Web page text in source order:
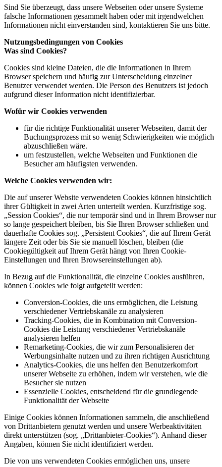
Sind Sie überzeugt, dass unsere Webseiten oder unsere Systeme
falsche Informationen gesammelt haben oder mit irgendwelchen
Informationen nicht einverstanden sind, kontaktieren Sie uns bitte.
Nutzungsbedingungen von Cookies
Was sind Cookies?
Cookies sind kleine Dateien, die die Informationen in Ihrem
Browser speichern und häufig zur Unterscheidung einzelner
Benutzer verwendet werden. Die Person des Benutzers ist jedoch
aufgrund dieser Information nicht identifizierbar.
Wofür wir Cookies verwenden
für die richtige Funktionalität unserer Webseiten, damit der
Buchungsprozess mit so wenig Schwierigkeiten wie möglich
abzuschließen wäre.
um festzustellen, welche Webseiten und Funktionen die
Besucher am häufigsten verwenden.
Welche Cookies verwenden wir:
Die auf unserer Website verwendeten Cookies können hinsichtlich
ihrer Gültigkeit in zwei Arten unterteilt werden. Kurzfristige sog.
„Session Cookies“, die nur temporär sind und in Ihrem Browser nur
so lange gespeichert bleiben, bis Sie Ihren Browser schließen und
dauerhafte Cookies sog. „Persistent Cookies“, die auf Ihrem Gerät
längere Zeit oder bis Sie sie manuell löschen, bleiben (die
Cookiegültigkeit auf Ihrem Gerät hängt von Ihren Cookie-
Einstellungen und Ihren Browsereinstellungen ab).
In Bezug auf die Funktionalität, die einzelne Cookies ausführen,
können Cookies wie folgt aufgeteilt werden:
Conversion-Cookies, die uns ermöglichen, die Leistung
verschiedener Vertriebskanäle zu analysieren
Tracking-Cookies, die in Kombination mit Conversion-
Cookies die Leistung verschiedener Vertriebskanäle
analysieren helfen
Remarketing-Cookies, die wir zum Personalisieren der
Werbungsinhalte nutzen und zu ihren richtigen Ausrichtung
Analytics-Cookies, die uns helfen den Benutzerkomfort
unserer Webseite zu erhöhen, indem wir verstehen, wie die
Besucher sie nutzen
Essenzielle Cookies, entscheidend für die grundlegende
Funktionalität der Webseite
Einige Cookies können Informationen sammeln, die anschließend
von Drittanbietern genutzt werden und unsere Werbeaktivitäten
direkt unterstützen (sog. „Drittanbieter-Cookies“). Anhand dieser
Angaben, können Sie nicht identifiziert werden.
Die von uns verwendeten Cookies ermöglichen uns, unsere